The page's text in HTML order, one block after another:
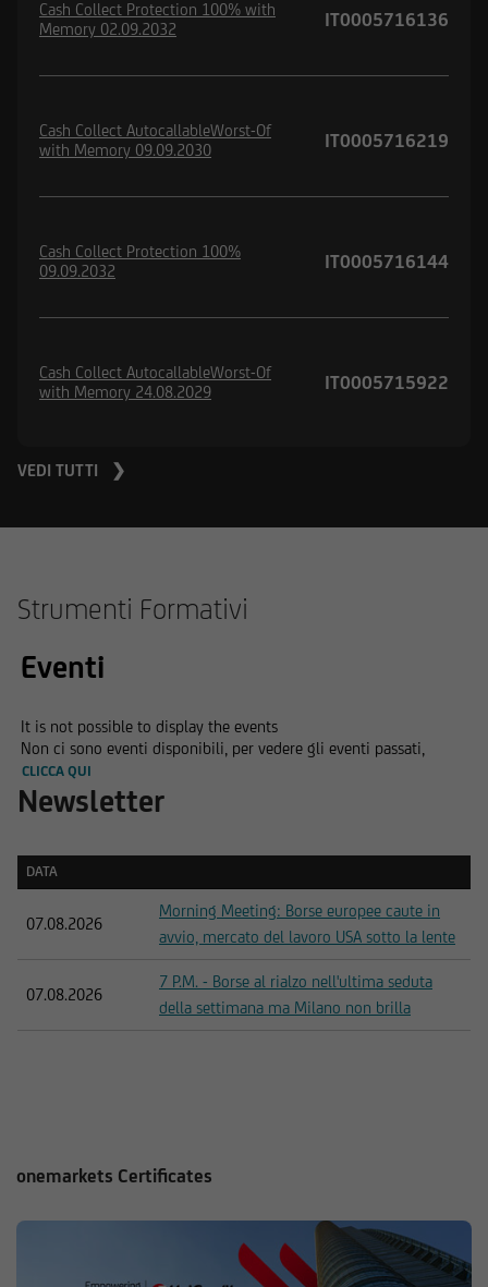
Cash Collect Protection 100% with
Memory 02.09.2032
IT0005716136
Cash Collect AutocallableWorst-Of
with Memory 09.09.2030
IT0005716219
Cash Collect Protection 100%
09.09.2032
IT0005716144
Cash Collect AutocallableWorst-Of
with Memory 24.08.2029
IT0005715922
VEDI TUTTI ❯
Strumenti Formativi
Eventi
It is not possible to display the events
Non ci sono eventi disponibili, per vedere gli eventi passati,
CLICCA QUI
Newsletter
DATA
07.08.2026
Morning Meeting: Borse europee caute in
avvio, mercato del lavoro USA sotto la lente
07.08.2026
7 P.M. - Borse al rialzo nell'ultima seduta
della settimana ma Milano non brilla
onemarkets Certificates